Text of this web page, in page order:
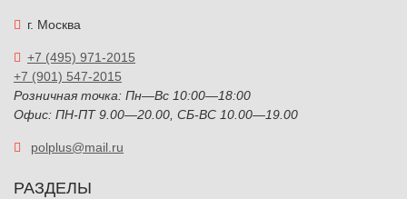
г. Москва
+7 (495) 971-2015
+7 (901) 547-2015
Розничная точка: Пн—Вс 10:00—18:00
Офис: ПН-ПТ 9.00—20.00, СБ-ВС 10.00—19.00
polplus@mail.ru
РАЗДЕЛЫ